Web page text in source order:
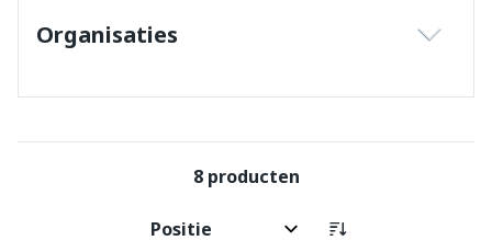
Organisaties
8producten
Sorteer op: